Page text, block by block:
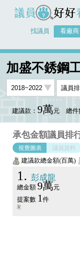
議員好好看
找議員 看廠商
加盛不銹鋼
建議款： 9萬元 總件
承包金額議員排
視覺圖表 議員資料
建議款總金額(百萬)
1 彭成龍
總金額 9萬元
提案數 1件